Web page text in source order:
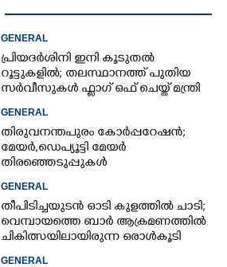
GENERAL
പ്രിയദർശിനി ഇനി കൂടുതൽ
റൂട്ടുകളിൽ; തലസ്ഥാനത്ത് പുതിയ
സർവീസുകൾ ഫ്ലാഗ് ഒഫ് ചെയ്ത് മന്ത്രി
കെ മുരളീധരൻ
GENERAL
തിരുവനന്തപുരം കോർപ്പറേഷൻ;
മേയർ, ഡെപ്യൂട്ടി മേയർ
തിരഞ്ഞെടുപ്പുകൾ
റദ്ദാക്കണമെന്നാവശ്യപ്പെട്ട് സിപിഎം
GENERAL
തീപിടിച്ചയുടൻ ഓടി കുളത്തിൽ ചാടി;
വെമ്പായത്തെ ബാർ ആക്രമണത്തിൽ
ചികിത്സയിലായിരുന്ന ഒരാൾകൂടി
മരിച്ചു
GENERAL